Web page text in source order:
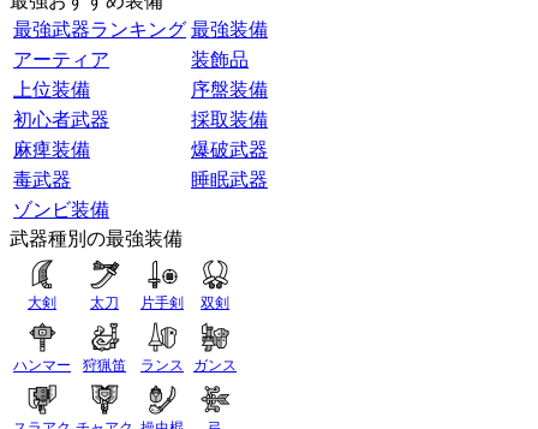
最強武器ランキング 最強装備
アーティア
装飾品
上位装備
序盤装備
初心者武器
採取装備
麻痺装備
爆破武器
毒武器
睡眠武器
ゾンビ装備
武器種別の最強装備
大剣 太刀 片手剣 双剣
ハンマー 狩猟笛 ランス ガンス